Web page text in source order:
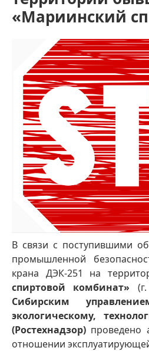
«Мариинский
В связи с поступившими
промышленной
крана ДЭК-251 на
спиртовой комбинат»
Сибирским
экологическому,
(Ростехнадзор) проведено
отношении